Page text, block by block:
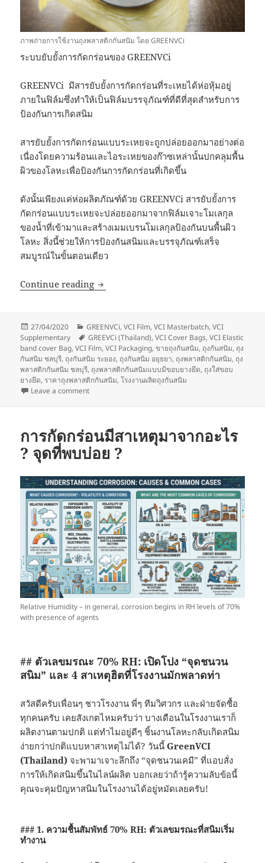
ภาพถ่ายการใช้งานถุงพลาสติกกันสนิม โดย GREENVCi
ระบบยับยั้งการกัดกร่อนของ GREENVCi
GREENVCi มีสารยับยั้งการกัดกร่อนที่ระเหยได้ห่อหุ้มอยู่
ภายในฟิล์มซึ่งทำให้เป็นฟิล์มบรรจุภัณฑ์ที่ดีที่สุดสำหรับการ
ป้องกันการเกิดสนิม
สารยับยั้งการกัดกร่อนแบบระเหยจะถูกปล่อยออกมาอย่างต่อ
เนื่องโดยความร้อนและไอระเหยของก๊าซเหล่านั้นปกคลุมพื้น
ผิวของโลหะเพื่อป้องกันการกัดกร่อนที่เกิดขึ้น
ดังนั้นเพียงแค่ห่อผลิตภัณฑ์ด้วย GREENVCi สารยับยั้งการ
กัดกร่อนแบบระเหยจะปล่อยออกมาจากฟิล์มเจาะโมเลกุล
ของน้ำที่เข้ามาและสร้างเมมเบรนโมเลกุลป้องกันบนพื้นผิว
โลหะ สิ่งนี้ช่วยให้การป้องกันสนิมและบรรจุภัณฑ์เสร็จ
สมบูรณ์ในขั้นตอนเดียว
Continue reading ระบบยับยั้งการกัดกร่อนของ GreenVCI
Posted
on
27/04/2020 Categories
GREENVCi,VCI Film,VCI Masterbatch,VCI
Supplementary
Tags
GREEVCi (Thailand),VCI Cover Bags,VCI Elastic
band cover Bag,VCI Film,VCI Packaging,ขายถุงกันสนิม, ถุงกันสนิม, ถุง
กันสนิม ชลบุรี, ถุงกันสนิม ระยอง, ถุงกันสนิม อยุธยา, ถุงพลาสติกกันสนิม, ถุง
พลาสติกกันสนิม ชลบุรี, ถุงพลาสติกกันสนิมแบบมีขอบยางยึด, ถุงใส่ขอบ
ยางยึด, ราคาถุงพลาสติกกันสนิม,โรงงานผลิตถุงกันสนิม
Leave a commenton ระบบยับยั้งการกัดกร่อนของ GreenVCI
การกัดกร่อนมีสาเหตุมาจากอะไร
? จุดที่พบบ่อย ?
Relative Humidity – in general, corrosion begins in RH levels of 70%
with presence of agents
## ตัวเลขมรณะ 70% RH: เปิดโปง “จุดชนวน
สนิม” และ 4 สาเหตุฮิตที่โรงงานมักพลาดท่า
สวัสดีครับเพื่อนๆ ชาวโรงงาน พี่ๆ ทีมวิศวกร และฝ่ายจัดซื้อ
ทุกคนครับ เคยสังเกตไหมครับว่า บางเดือนในโรงงานเราก็
ผลิตงานตามปกติ แต่ทำไมอยู่ดีๆ ชิ้นงานโลหะกลับเกิดสนิม
ง่ายกว่าปกติแบบหาสาเหตุไม่ได้? วันนี้GreenVCI
(Thailand) จะพามาเจาะลึกถึง “จุดชนวนเคมี” ที่แอบสั่ง
การให้เกิดสนิมขึ้นในไลน์ผลิต บอกเลยว่าถ้ารู้ความลับข้อนี้
คุณจะคุมปัญหาสนิมในโรงงานได้อยู่หมัดเลยครับ!
### 1. ความชื้นสัมพัทธ์ 70% RH: ตัวเลขมรณะที่สนิมเริ่ม
ทำงาน